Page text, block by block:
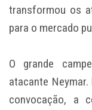
transformou os
para o mercado
O grande
atacante
convocação, a